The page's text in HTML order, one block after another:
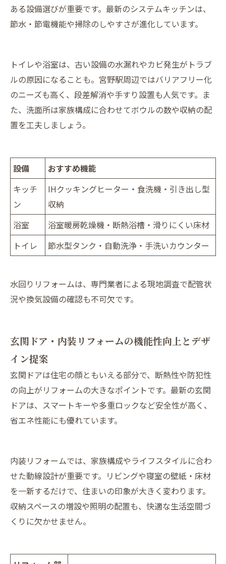
ある設備選びが重要です。最新のシステムキッチンは、
節水・節電機能や掃除のしやすさが進化しています。
トイレや浴室は、古い設備の水漏れやカビ発生がトラブ
ルの原因になることも。宮野駅周辺ではバリアフリー化
のニーズも高く、段差解消や手すり設置も人気です。ま
た、洗面所は家族構成に合わせてボウルの数や収納の配
置を工夫しましょう。
設備
おすすめ機能
キッチ
ン
IHクッキングヒーター・食洗機・引き出し型
収納
浴室
浴室暖房乾燥機・断熱浴槽・滑りにくい床材
トイレ
節水型タンク・自動洗浄・手洗いカウンター
水回りリフォームは、専門業者による現地調査で配管状
況や換気設備の確認も不可欠です。
玄関ドア・内装リフォームの機能性向上とデザ
イン提案
玄関ドアは住宅の顔ともいえる部分で、断熱性や防犯性
の向上がリフォームの大きなポイントです。最新の玄関
ドアは、スマートキーや多重ロックなど安全性が高く、
省エネ性能にも優れています。
内装リフォームでは、家族構成やライフスタイルに合わ
せた動線設計が重要です。リビングや寝室の壁紙・床材
を一新するだけで、住まいの印象が大きく変わります。
収納スペースの増設や照明の配置も、快適な生活空間づ
くりに欠かせません。